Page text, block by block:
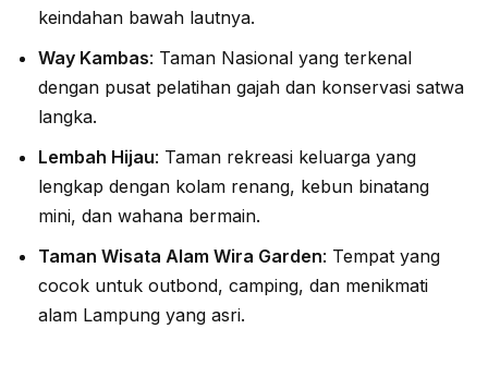
keindahan bawah lautnya.
Way Kambas: Taman Nasional yang terkenal
dengan pusat pelatihan gajah dan konservasi satwa
langka.
Lembah Hijau: Taman rekreasi keluarga yang
lengkap dengan kolam renang, kebun binatang
mini, dan wahana bermain.
Taman Wisata Alam Wira Garden: Tempat yang
cocok untuk outbond, camping, dan menikmati
alam Lampung yang asri.